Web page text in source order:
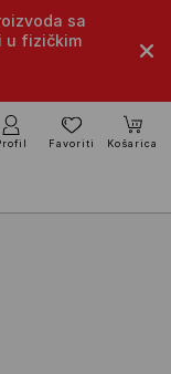
sa
u fizičkim
Favoriti Košarica